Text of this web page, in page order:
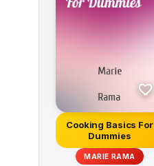
Cooking Basics For
Dummies
MARIE RAMA